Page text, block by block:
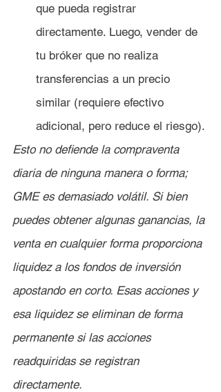
que pueda registrar
directamente. Luego, vender de
tu bróker que no realiza
transferencias a un precio
similar (requiere efectivo
adicional, pero reduce el riesgo).
Esto no defiende la compraventa
diaria de ninguna manera o forma;
GME es demasiado volátil. Si bien
puedes obtener algunas ganancias, la
venta en cualquier forma proporciona
liquidez a los fondos de inversión
apostando en corto. Esas acciones y
esa liquidez se eliminan de forma
permanente si las acciones
readquiridas se registran
directamente.